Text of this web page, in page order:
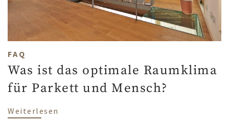
FAQ
Was ist das optimale Raumklima
für Parkett und Mensch?
Weiterlesen